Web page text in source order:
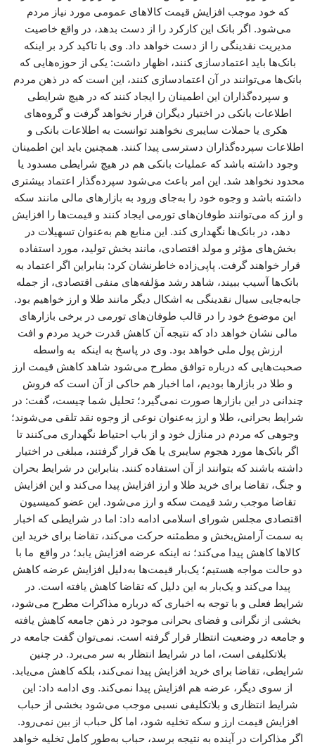
که خود موجب افزایش قیمت کالاهای عمومی مورد نیاز مردم
می‌شود. اگر بانک این کارکرد را از دست بدهد، در واقع خاصیت
مدیریت نقدینگی را از دست خواهد داد. وی با تاکید کرد بر اینکه
بانک‌ها باید اعتمادسازی کنند، اظهار داشت: یکی از حوزه‌هایی که
بانک‌ها می‌توانند در آن اعتمادسازی کنند، این است که در ذهن مردم
و سپرده‌گذاران این اطمینان را ایجاد کنند که در هیچ شرایطی
اطلاعات بانکی در اختیار دیگران قرار نخواهد گرفت و گروه‌های
هکری یا حملات سایبری نخواهند توانست به اطلاعات بانکی و
اطلاعات سپرده‌گذاران دسترسی پیدا کنند. همچنین باید این اطمینان
وجود داشته باشد که عملیات بانکی هم در هیچ شرایطی مسدود یا
محدود نخواهد شد. این امر باعث می‌شود سپرده‌گذار اعتماد بیشتری
داشته باشد و وجوه خود را به‌جای ورود به بازارهای مالی مانند سکه
و ارز که می‌توانند طوفان‌های تورمی ایجاد کنند و قیمت‌ها را افزایش
دهد، در بانک‌ها نگهداری کند. این منابع هم به‌عنوان تسهیلات در
بخش‌های مؤثر و مولد اقتصادی، مانند بخش تولید، مورد استفاده
قرار خواهند گرفت. پاپی‌زاده خاطرنشان کرد: بنابراین اگر اعتماد به
بانک‌ها آسیب ببیند، شاهد رشد مؤلفه‌های منفی اقتصادی، از جمله
جابه‌جایی سیال نقدینگی به اشکال دیگر مانند طلا و ارز خواهیم بود.
این موضوع خود را در قالب طوفان‌های تورمی در برخی بازارهای
مالی نشان خواهد داد که نتیجه آن کاهش قدرت خرید مردم و افت
ارزش پول ملی خواهد بود. وی در پاسخ به اینکه به واسطه
صحبت‌هایی که درباره توافق مطرح می‌شود شاهد کاهش قیمت ارز
و طلا در بازارها بودیم، اما اخبار هم حاکی از آن است که فروش
چندانی در این بازارها صورت نمی‌گیرد؛ تحلیل شما چیست، گفت: در
شرایط بحرانی، طلا و ارز به‌عنوان نوعی از وجوه نقد تلقی می‌شوند؛
وجوهی که مردم در منازل خود و از باب احتیاط نگهداری می‌کنند تا
اگر بانک‌ها مورد هجوم سایبری یا هک قرار گرفتند، مبلغی در اختیار
داشته باشند که بتوانند از آن استفاده کنند. بنابراین در شرایط بحران
و جنگ، تقاضا برای خرید طلا و ارز افزایش پیدا می‌کند و این افزایش
تقاضا موجب رشد قیمت سکه و ارز می‌شود. این عضو کمیسیون
اقتصادی مجلس شورای اسلامی ادامه داد: اما در شرایطی که اخبار
به سمت آرامش‌بخش و مطمئنه حرکت می‌کند، تقاضا برای خرید این
کالاها کاهش پیدا می‌کند؛ نه اینکه عرضه افزایش یابد؛ در واقع ما با
دو حالت مواجه هستیم؛ یک‌بار قیمت‌ها به‌دلیل افزایش عرضه کاهش
پیدا می‌کند و یک‌بار به این دلیل که تقاضا کاهش یافته است. در
شرایط فعلی و با توجه به اخباری که درباره مذاکرات مطرح می‌شود،
بخشی از نگرانی و فضای بحرانی موجود در ذهن جامعه کاهش یافته
و جامعه در وضعیت انتظار قرار گرفته است. نمی‌توان گفت جامعه در
بلاتکلیفی است، اما در شرایط انتظار به سر می‌برد. در چنین
شرایطی، تقاضا برای خرید افزایش پیدا نمی‌کند، بلکه کاهش می‌یابد.
از سوی دیگر، عرضه هم افزایش پیدا نمی‌کند. وی ادامه داد: این
شرایط انتظاری و بلاتکلیفی نسبی موجب می‌شود بخشی از حباب
افزایش قیمت ارز و سکه تخلیه شود، اما کل حباب از بین نمی‌رود.
اگر مذاکرات در آینده به نتیجه برسد، حباب به‌طور کامل تخلیه خواهد